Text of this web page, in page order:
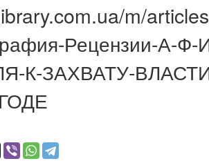
m/
Рецензии-
К-ЗАХВАТУ-